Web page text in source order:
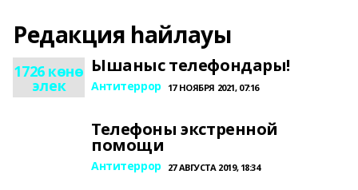
Редакция һайлауы
1726 көнө
элек
Ышаныс телефондары!
Антитеррор 17 НОЯБРЯ 2021, 07:16
Телефоны экстренной
помощи
Антитеррор 27 АВГУСТА 2019, 18:34